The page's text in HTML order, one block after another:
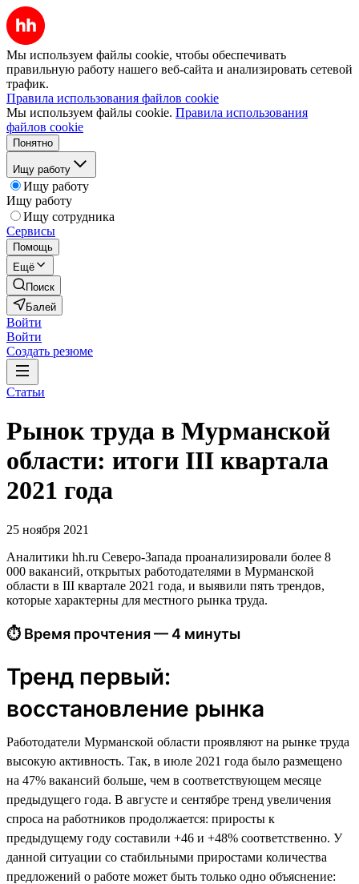
Мы используем файлы cookie, чтобы обеспечивать
правильную работу нашего веб-сайта и анализировать сетевой
трафик.
Правила использования файлов cookie
Мы используем файлы cookie. Правила использования
файлов cookie
Понятно
Ищу работу
Ищу работу
Ищу работу
Ищу сотрудника
Сервисы
Помощь
Ещё
Поиск
Балей
Войти
Войти
Создать резюме
Статьи
Рынок труда в Мурманской
области: итоги III квартала
2021 года
25 ноября 2021
Аналитики hh.ru Северо-Запада проанализировали более 8
000 вакансий, открытых работодателями в Мурманской
области в III квартале 2021 года, и выявили пять трендов,
которые характерны для местного рынка труда.
⏱ Время прочтения — 4 минуты
Тренд первый:
восстановление рынка
Работодатели Мурманской области проявляют на рынке труда
высокую активность. Так, в июле 2021 года было размещено
на 47% вакансий больше, чем в соответствующем месяце
предыдущего года. В августе и сентябре тренд увеличения
спроса на работников продолжается: приросты к
предыдущему году составили +46 и +48% соответственно. У
данной ситуации со стабильными приростами количества
предложений о работе может быть только одно объяснение: